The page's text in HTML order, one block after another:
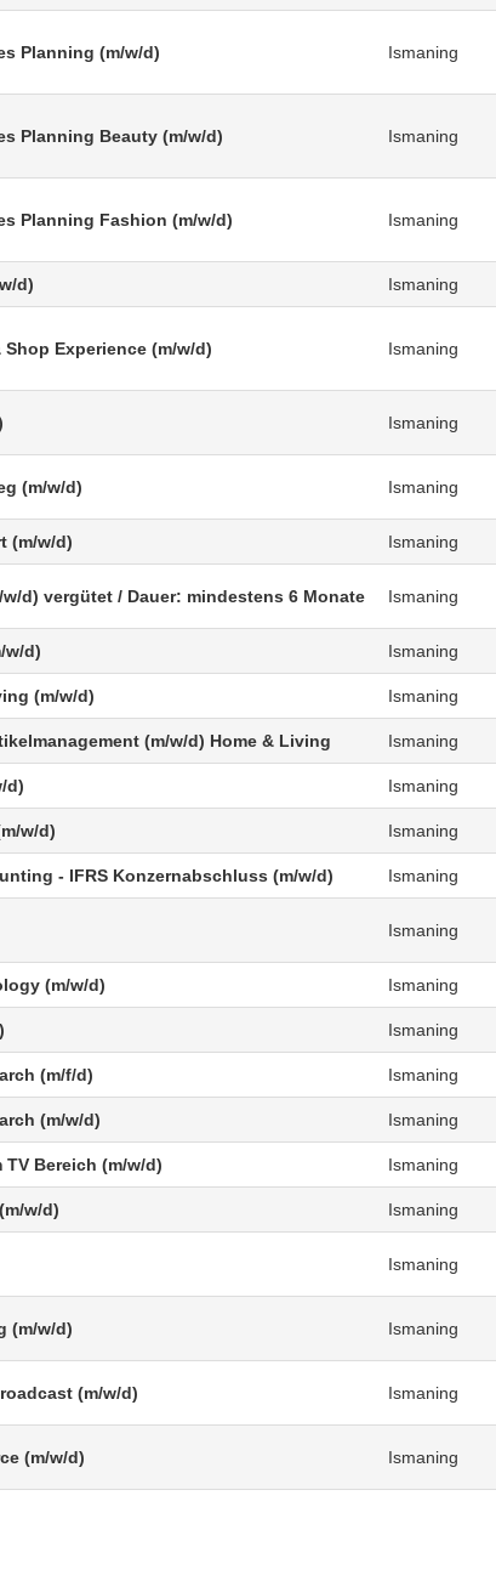
Planning (m/w/d) Ismaning
Planning Beauty (m/w/d) Ismaning
Planning Fashion (m/w/d) Ismaning
d) Ismaning
Experience (m/w/d) Ismaning
Ismaning
(m/w/d) Ismaning
(m/w/d) Ismaning
d) vergütet / Dauer: mindestens 6 Monate Ismaning
w/d) Ismaning
(m/w/d) Ismaning
(m/w/d) Home & Living Ismaning
d) Ismaning
w/d) Ismaning
- IFRS Konzernabschluss (m/w/d) Ismaning
Ismaning
(m/w/d) Ismaning
Ismaning
(m/f/d) Ismaning
(m/w/d) Ismaning
Bereich (m/w/d) Ismaning
w/d) Ismaning
Ismaning
(m/w/d) Ismaning
(m/w/d) Ismaning
(m/w/d) Ismaning